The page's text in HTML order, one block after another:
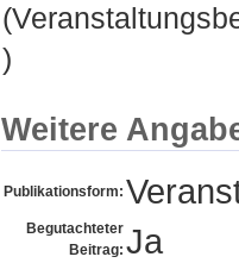
)
Weitere
Publikationsform:
Begutachteter
Beitrag: Ja